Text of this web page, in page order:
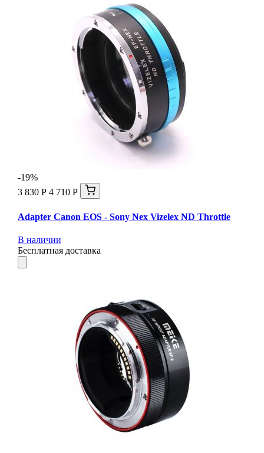
-19%
3 830 Р 4 710 Р
Adapter Canon EOS - Sony Nex Vizelex ND Throttle
В наличии
Бесплатная доставка